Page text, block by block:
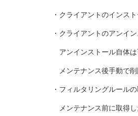
・クライアントのインスト
・クライアントのアンイン
アンインストール自体は可
メンテナンス後手動で削除
・フィルタリングルールの
メンテナンス前に取得した